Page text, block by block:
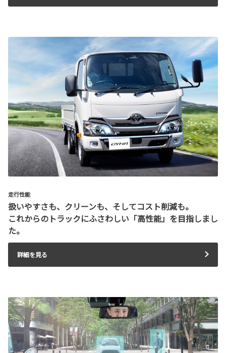
走行性能
扱いやすさも、クリーンも、そしてコスト削減も。
これからのトラックにふさわしい「高性能」を目指しまし
た。
詳細を見る